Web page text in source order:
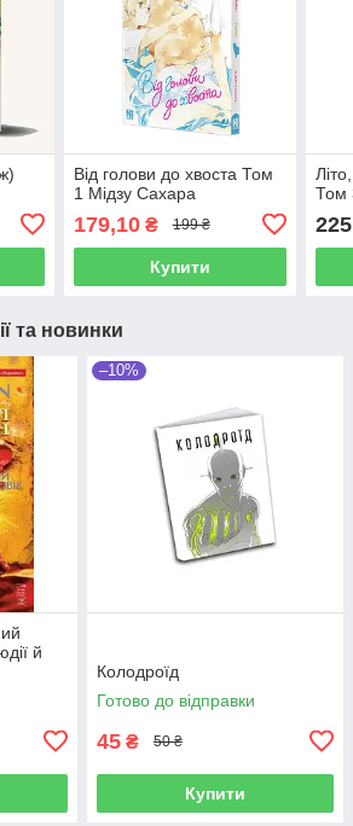
Від голови до хвоста Том
1 Мідзу Сахара
179,10₴ 199 ₴
Купити
Том
225
та новинки
й
–10%
Колодроїд
Готово до відправки
45 ₴ 50 ₴
Купити